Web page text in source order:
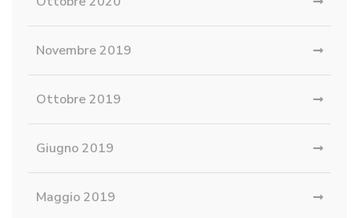
Novembre 2019
Ottobre 2019
Giugno 2019
Maggio 2019